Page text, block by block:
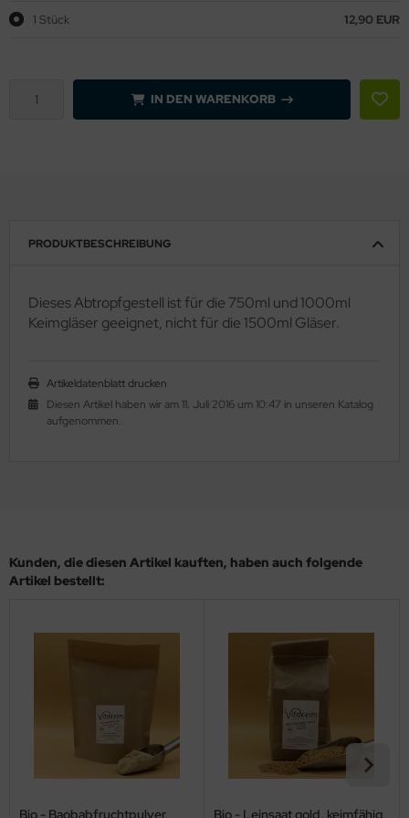
1 Stück 12,90 EUR
IN DEN WARENKORB
PRODUKTBESCHREIBUNG
Dieses Abtropfgestell ist für die 750ml und 1000ml
Keimgläser geeignet, nicht für die 1500ml Gläser.
Artikeldatenblatt drucken
Diesen Artikel haben wir am 11. Juli 2016 um 10:47 in unseren Katalog
aufgenommen.
Kunden, die diesen Artikel kauften, haben auch folgende
Artikel bestellt:
Bio - Baobabfruchtpulver, Bio - Leinsaat gold, keimfähig,